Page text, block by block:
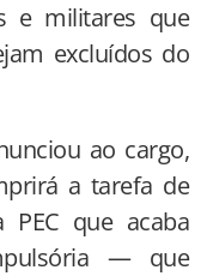
e militares que
excluídos do
ao cargo,
a tarefa de
PEC que acaba
— que